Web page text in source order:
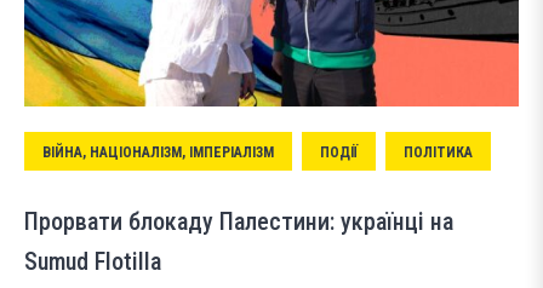
ВІЙНА, НАЦІОНАЛІЗМ, ІМПЕРІАЛІЗМ ПОДІЇ ПОЛІТИКА
Прорвати блокаду Палестини: українці на
Sumud Flotilla